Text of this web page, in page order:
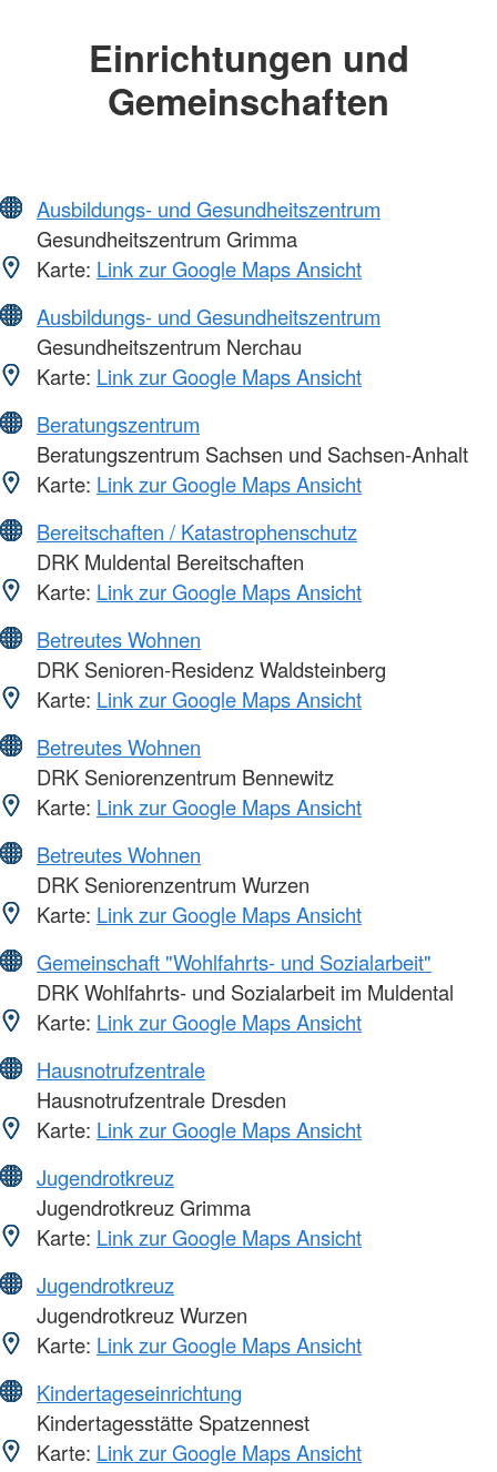
Einrichtungen und
Gemeinschaften
Ausbildungs- und Gesundheitszentrum
Gesundheitszentrum Grimma
Karte: Link zur Google Maps Ansicht
Ausbildungs- und Gesundheitszentrum
Gesundheitszentrum Nerchau
Karte: Link zur Google Maps Ansicht
Beratungszentrum
Beratungszentrum Sachsen und Sachsen-Anhalt
Karte: Link zur Google Maps Ansicht
Bereitschaften / Katastrophenschutz
DRK Muldental Bereitschaften
Karte: Link zur Google Maps Ansicht
Betreutes Wohnen
DRK Senioren-Residenz Waldsteinberg
Karte: Link zur Google Maps Ansicht
Betreutes Wohnen
DRK Seniorenzentrum Bennewitz
Karte: Link zur Google Maps Ansicht
Betreutes Wohnen
DRK Seniorenzentrum Wurzen
Karte: Link zur Google Maps Ansicht
Gemeinschaft "Wohlfahrts- und Sozialarbeit"
DRK Wohlfahrts- und Sozialarbeit im Muldental
Karte: Link zur Google Maps Ansicht
Hausnotrufzentrale
Hausnotrufzentrale Dresden
Karte: Link zur Google Maps Ansicht
Jugendrotkreuz
Jugendrotkreuz Grimma
Karte: Link zur Google Maps Ansicht
Jugendrotkreuz
Jugendrotkreuz Wurzen
Karte: Link zur Google Maps Ansicht
Kindertageseinrichtung
Kindertagesstätte Spatzennest
Karte: Link zur Google Maps Ansicht